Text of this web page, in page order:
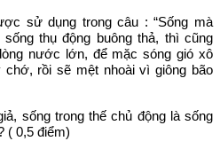
sử dụng trong câu : “Sống mà
thụ động buông thả, thì cũng
nước lớn, để mặc sóng gió xô
rồi sẽ mệt nhoài vì giông bão
sống trong thế chủ động là sống
( 0,5 điểm)